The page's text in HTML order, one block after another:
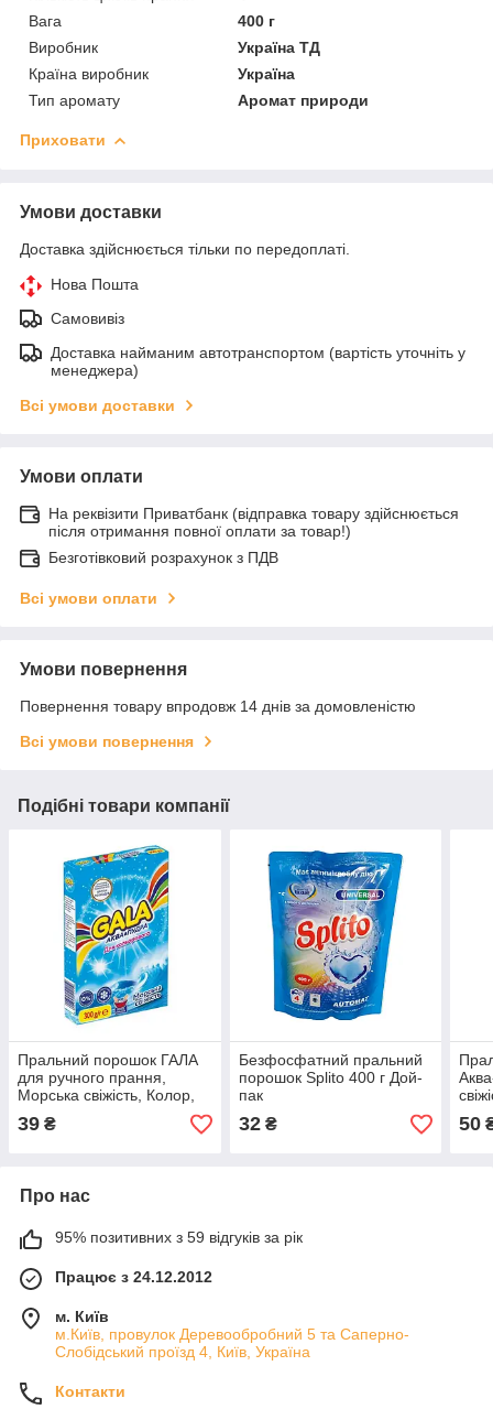
Вага
400 г
Виробник
Україна ТД
Країна виробник
Україна
Тип аромату
Аромат природи
Приховати
Умови доставки
Доставка здійснюється тільки по передоплаті.
Нова Пошта
Самовивіз
Доставка найманим автотранспортом (вартість уточніть у
менеджера)
Всі умови доставки
Умови оплати
На реквізити Приватбанк (відправка товару здійснюється
після отримання повної оплати за товар!)
Безготівковий розрахунок з ПДВ
Всі умови оплати
Умови повернення
Повернення товару впродовж 14 днів за домовленістю
Всі умови повернення
Подібні товари компанії
Пральний порошок ГАЛА
для ручного прання,
Морська свіжість, Колор,
300 г
39 ₴
Безфосфатний пральний
порошок Splito 400 г Дой-
пак
32₴ 50
Про нас
95% позитивних з 59 відгуків за рік
Працює з 24.12.2012
м. Київ
м.Київ, провулок Деревообробний 5 та Саперно-
Слобідський проїзд 4, Київ, Україна
Контакти